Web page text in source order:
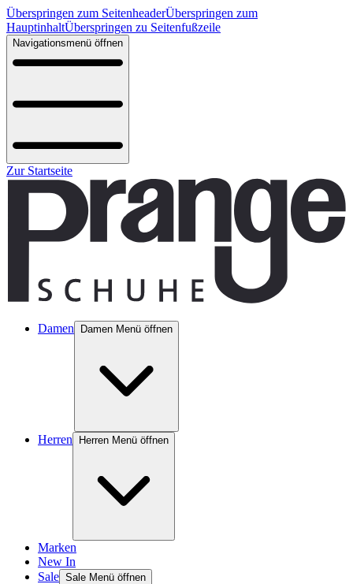
Überspringen zum SeitenheaderÜberspringen zum
HauptinhaltÜberspringen zu Seitenfußzeile
Navigationsmenü öffnen
Zur Startseite
Damen Damen Menü öffnen
Herren Herren Menü öffnen
Marken
New In
Sale Sale Menü öffnen